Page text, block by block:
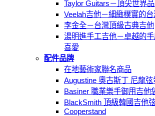
Taylor Guitars－頂尖世界
Veelah吉他－細緻樸實的
李金全－台灣頂級古典吉他
湯明進手工吉他－卓越的
喜愛
配件品牌
在地藝術家聯名商品
Augustine 奧古斯丁 尼龍弦
Basiner 職業樂手御用吉他
BlackSmith 頂級韓國吉他
Cooperstand